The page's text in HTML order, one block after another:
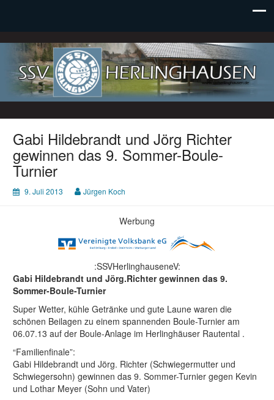
SSV Herlinghausen e. V.
Gabi Hildebrandt und Jörg Richter
gewinnen das 9. Sommer-Boule-
Turnier
9. Juli 2013 Jürgen Koch
Werbung
:SSVHerlinghauseneV:
Gabi Hildebrandt und Jörg.Richter gewinnen das 9.
Sommer-Boule-Turnier
Super Wetter, kühle Getränke und gute Laune waren die
schönen Beilagen zu einem spannenden Boule-Turnier am
06.07.13 auf der Boule-Anlage im Herlinghäuser Rautental .
“Familienfinale”:
Gabi Hildebrandt und Jörg. Richter (Schwiegermutter und
Schwiegersohn) gewinnen das 9. Sommer-Turnier gegen Kevin
und Lothar Meyer (Sohn und Vater)